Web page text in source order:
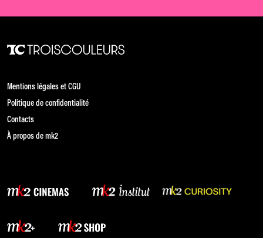
Mentions légales et CGU
Politique de confidentialité
Contacts
À propos de mk2